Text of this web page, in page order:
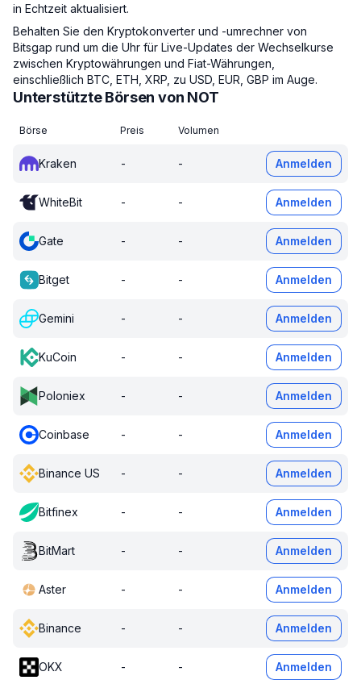
in Echtzeit aktualisiert.
Behalten Sie den Kryptokonverter und -umrechner von
Bitsgap rund um die Uhr für Live-Updates der Wechselkurse
zwischen Kryptowährungen und Fiat-Währungen,
einschließlich BTC, ETH, XRP, zu USD, EUR, GBP im Auge.
Unterstützte Börsen von NOT
Börse Preis Volumen
Kraken - - Anmelden
WhiteBit - - Anmelden
Gate - - Anmelden
Bitget - - Anmelden
Gemini - - Anmelden
KuCoin - - Anmelden
Poloniex - - Anmelden
Coinbase - - Anmelden
Binance US - - Anmelden
Bitfinex - - Anmelden
BitMart - - Anmelden
Aster - - Anmelden
Binance - - Anmelden
OKX - - Anmelden